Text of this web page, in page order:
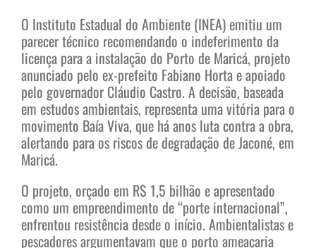
O Instituto Estadual do Ambiente (INEA) emitiu um
parecer técnico recomendando o indeferimento da
licença para a instalação do Porto de Maricá, projeto
anunciado pelo ex-prefeito Fabiano Horta e apoiado
pelo governador Cláudio Castro. A decisão, baseada
em estudos ambientais, representa uma vitória para o
movimento Baía Viva, que há anos luta contra a obra,
alertando para os riscos de degradação de Jaconé, em
Maricá.
O projeto, orçado em R$ 1,5 bilhão e apresentado
como um empreendimento de “porte internacional”,
enfrentou resistência desde o início. Ambientalistas e
pescadores argumentavam que o porto ameaçaria